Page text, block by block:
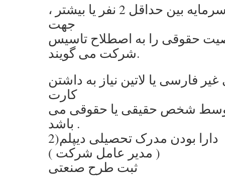
به اشتراک گذاشتن سرمایه بین حداقل 2 نفر یا بیشتر ،
جهت
حقوقی را به اصطلاح تاسیس
شرکت می گویند.
فارسی یا لاتین نیاز به داشتن
کارت
توسط شخص حقیقی یا حقوقی می
باشد .
2)دارا بودن مدرک تحصیلی دیپلم
( مدیر عامل شرکت )
ثبت طرح صنعتی